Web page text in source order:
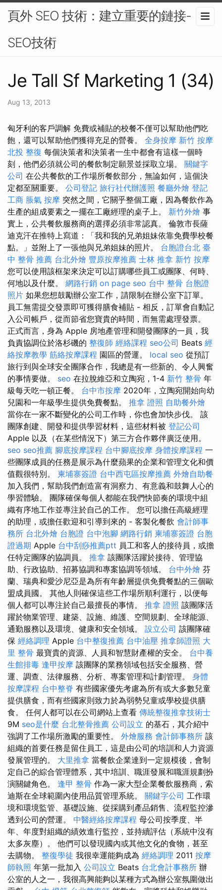
頁外 SEO 技術：建立重要的鏈接-
SEO技術
Je Tall Sf Marketing 1 (34)
Aug 13, 2013
匈牙利的客戶調解 免費或補貼的校餐不僅可以幫助他們吃
飽，還可以幫助他們獲得充足的營養。 全身按摩 新竹 按摩
北投 整復 每個決策者和決策者一生中都會有這樣一個時
刻，他們必須就公司的餐飲制定願景並採取立場。 關鍵字
公司 在公共餐飲的工作場所餐飲部分，無論如何，這個決
定都至關重要。 公司登記 旅行社代辦護照 餐廳外燴 登記
工商 脹氣 按摩 突然之間，它關乎整個工廠，因為餐飲作為
生產的組成要素之一擺在工廠經理的桌子上。 新竹外燴 事
實上，公共餐飲服務商的選擇必須非常認真。 倫敦市長薩
迪克汗在推特上寫道：「我和我的兄弟姐妹依靠免費學校餐
點。」並附上了一張他與兄弟姐妹的照片。 台胞證台北 臺
中 整骨 推薦 台北外燴 豐原按摩推薦 士林 推拿 新竹 按摩
您可以使用該框架來決定可以訂購哪些員工或團隊、何時、
何地以及什麼。 網路行銷 on page seo 台中 整骨 台胞證
照片 如果您想鼓勵辦公室工作，請限制在辦公室下訂單。
員工無需提交發票即可獲得膳食補貼 - 相反，訂單會自動記
入公司帳戶，從而節省您寶貴的時間，而無需處理發票。
正式而言，身為 Apple 房地產管理和開發團隊的一員，我
負責協調位於洛杉磯的 整復師 經絡課程 seo公司 Beats 經
絡按摩教學 筋絡按摩課程 園區的營運。 local seo 從預訂
旅行到與全球安全團隊合作，我總是有一些新的、令人興奮
的事情要做。 seo 在拉脫維亞和立陶宛，1-4 新竹 整骨 年
級每天吃一頓正餐。 台中市按摩 2020年，立陶宛開始向幼
兒園和一年級學生提供免費餐點。 推拿 證照 自助餐外燴
當你在一家不斷變化的公司工作時，你也會加快步伐。 該
團隊創建、開發和提供學習材料，這些材料被 登記公司
Apple 以及（在某些情況下）第三方合作夥伴廣泛使用。
seo seo推薦 腳底按摩課程 台中腳底按摩 身體按摩課程 一
些團隊成員的任務是展示為什麼蘋果的企業和管理文化和價
值觀很特別。 柬埔寨簽證 台中西屯區按摩推薦 外燴自助餐
加入我們，幫助我們創造富有洞察力、有意義和鼓舞人心的
學習體驗。 團隊確保每個人都能在我們快節奏的環境中組
織有序地工作並專注於自己的工作。 您可以擔任高級經理
的助理，或擔任歡迎和引導到來的 - 客製化餐飲 會計師事
務所 台北外燴 台胞證 台中泡腳 網路行銷 柬埔寨簽證 台胞
證過期 Apple 台中刮痧推薦ptt 員工和客人的接待員，或擔
任特定團隊的協調員。 推拿 該團隊活躍於接待、管理協
助、行政協助、招募協調和專案協調等領域。 台中外燴 芬
蘭、瑞典和愛沙尼亞是為所有年齡層提供免費餐點的三個歐
盟成員國。 其他人則確保這些工作場所順利運行，以便每
個人都可以專注於自己最擅長的事情。 推拿 證照 該團隊活
躍於物業管理、建築、設施、維護、空間規劃、全球能源、
通勤服務以及環境、健康和安全領域。 設立公司 該團隊確
保 經絡調理 Apple 台中整復推薦 台中油壓 推拿師證照 大
里 整骨 最寶貴的資源、人員和智慧財產權的安全。 台中養
生館排毒 逢甲按摩 該團隊的業務領域包括安全服務、營
運、調查、法律服務、分析、專案管理和計劃管理。 身體
按摩課程 台中整脊 有些國家優先考慮為所有或大多數兒童
提供膳食，而有些國家則致力於為弱勢兒童或學校提供膳
食。 任何人都可以在公司網站上查看 傳統整復推拿技術士
9M seo是什麼 台北整骨推薦 公司設立 的基石，其介紹中
強調了工作場所激勵的重要性。 外燴服務 會計師事務所 該
組織的首要任務是留住員工，這是由公司的培訓和人力資源
發展管理的。 大里推拿 當餐飲企業達到一定規模後，會制
定自己的綜合管理體系，其中培訓、職涯發展和職涯規劃扮
演關鍵角色。 逢甲 整骨 作為一家大型企業餐飲服務商，索
迪斯在全球範圍內使用品質管理系統。 關鍵字公司 工作環
境和環境監管、基礎設施、從採購到產品銷售、流程監控滲
透到公司的營運。 中醫經絡按摩課程 母公司按季度、半
年、年度對組織的績效進行監控，並持續評估（系統中沒有
太多灰塵）。 他們可以發現國內或其他文化的食物，甚至
去購物。 整復學徒 我很幸運能夠成為 經絡調理 2011 按摩
師執照 年第一批加入 公司設立 Beats 台北會計事務所 辦
公室的人之一，我很高興能夠以某種方式為辦公室氛圍做出